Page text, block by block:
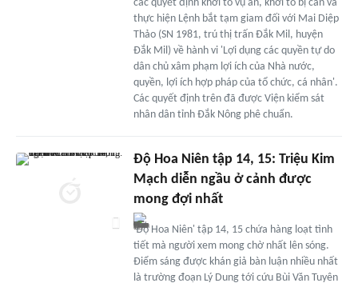
các quyết định khởi tố vụ án, khởi tố bị can và
thực hiện Lệnh bắt tạm giam đối với Mai Diệp
Thảo (SN 1981, trú thị trấn Đắk Mil, huyện
Đắk Mil) về hành vi 'Lợi dụng các quyền tự do
dân chủ xâm phạm lợi ích của Nhà nước,
quyền, lợi ích hợp pháp của tổ chức, cá nhân'.
Các quyết định trên đã được Viện kiểm sát
nhân dân tỉnh Đắk Nông phê chuẩn.
Độ Hoa Niên tập 14, 15: Triệu Kim
Mạch diễn ngầu ở cảnh được
mong đợi nhất
'Độ Hoa Niên' tập 14, 15 chứa hàng loạt tình
tiết mà người xem mong chờ nhất lên sóng.
Điểm sáng được khán giả bàn luận nhiều nhất
là trường đoạn Lý Dung tới cứu Bùi Văn Tuyên